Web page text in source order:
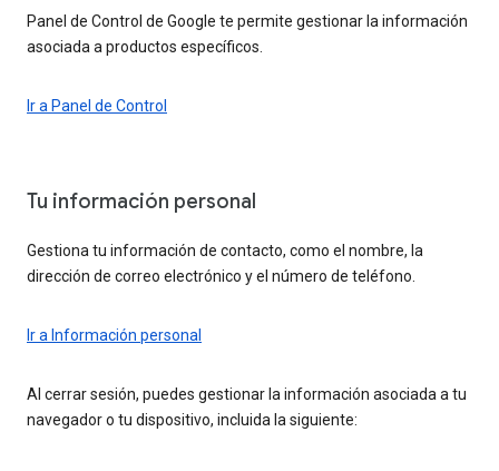
Panel de Control de Google te permite gestionar la información
asociada a productos específicos.
Ir a Panel de Control
Tu información personal
Gestiona tu información de contacto, como el nombre, la
dirección de correo electrónico y el número de teléfono.
Ir a Información personal
Al cerrar sesión, puedes gestionar la información asociada a tu
navegador o tu dispositivo, incluida la siguiente: